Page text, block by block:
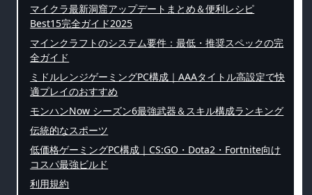
マイクラ最新洞窟アップデートまとめ＆便利レシピ
Best15完全ガイド2025
マインクラフトのシステム要件：最低・推奨スペックの完
全ガイド
ミドルレンジゲーミングPC構成｜AAAタイトル高設定で快
適プレイのおすすめ
モンハンNow シーズン6最強武器＆スキル構成ランキング
伝統的なスポーツ
低価格ゲーミングPC構成｜CS:GO・Dota2・Fortnite向け
コスパ最強ビルド
利用規約